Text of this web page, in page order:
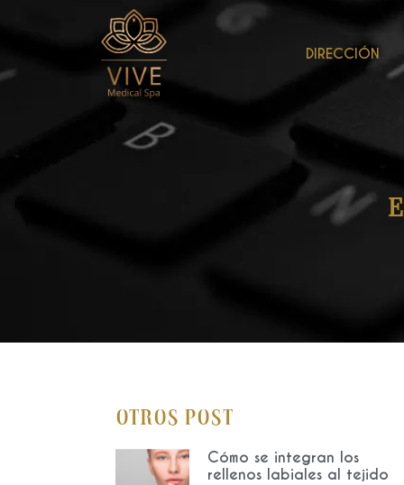
DIRECCIÓN
Otros Post
Cómo se integran los
rellenos labiales al tejido